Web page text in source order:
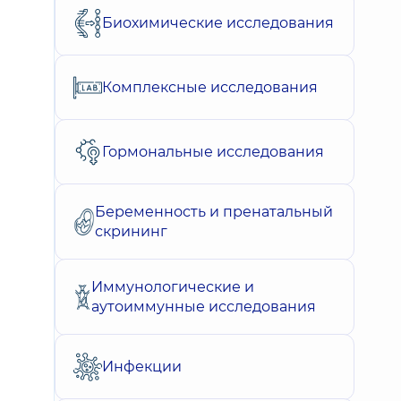
Биохимические исследования
Комплексные исследования
Гормональные исследования
Беременность и пренатальный
скрининг
Иммунологические и
аутоиммунные исследования
Инфекции